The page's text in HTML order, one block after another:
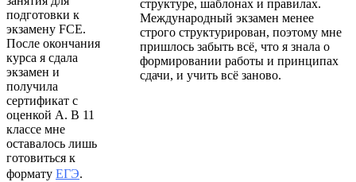
подготовки к
экзамену FCE.
После окончания
курса я сдала
экзамен и
получила
сертификат с
оценкой A. В 11
классе мне
оставалось лишь
готовиться к
формату ЕГЭ.
структуре, шаблонах и правилах.
Международный экзамен менее
строго структурирован, поэтому мне
пришлось забыть всё, что я знала о
формировании работы и принципах
сдачи, и учить всё заново.